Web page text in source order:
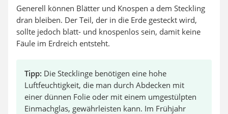
Generell können Blätter und Knospen a dem Steckling
dran bleiben. Der Teil, der in die Erde gesteckt wird,
sollte jedoch blatt- und knospenlos sein, damit keine
Fäule im Erdreich entsteht.
Tipp: Die Stecklinge benötigen eine hohe
Luftfeuchtigkeit, die man durch Abdecken mit
einer dünnen Folie oder mit einem umgestülpten
Einmachglas, gewährleisten kann. Im Frühjahr